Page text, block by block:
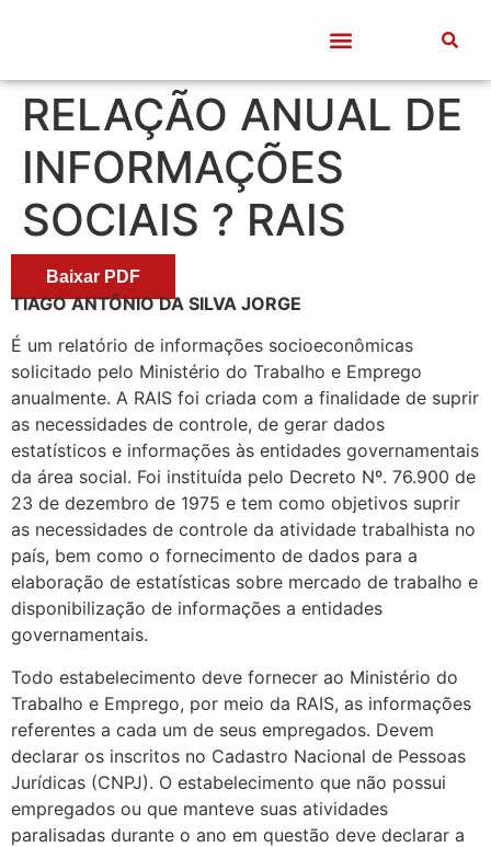
RELAÇÃO ANUAL DE
INFORMAÇÕES
SOCIAIS ? RAIS
Baixar PDF
TIAGO ANTÔNIO DA SILVA JORGE
É um relatório de informações socioeconômicas
solicitado pelo Ministério do Trabalho e Emprego
anualmente. A RAIS foi criada com a finalidade de suprir
as necessidades de controle, de gerar dados
estatísticos e informações às entidades governamentais
da área social. Foi instituída pelo Decreto Nº. 76.900 de
23 de dezembro de 1975 e tem como objetivos suprir
as necessidades de controle da atividade trabalhista no
país, bem como o fornecimento de dados para a
elaboração de estatísticas sobre mercado de trabalho e
disponibilização de informações a entidades
governamentais.
Todo estabelecimento deve fornecer ao Ministério do
Trabalho e Emprego, por meio da RAIS, as informações
referentes a cada um de seus empregados. Devem
declarar os inscritos no Cadastro Nacional de Pessoas
Jurídicas (CNPJ). O estabelecimento que não possui
empregados ou que manteve suas atividades
paralisadas durante o ano em questão deve declarar a